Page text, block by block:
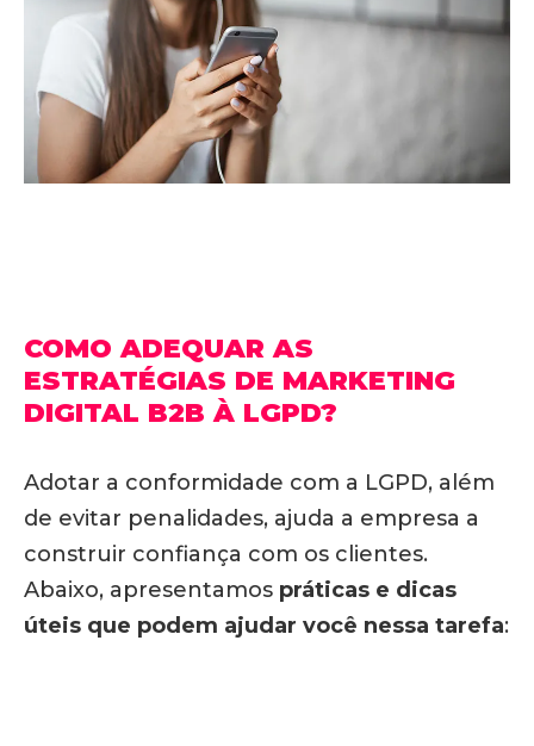
COMO ADEQUAR AS
ESTRATÉGIAS DE MARKETING
DIGITAL B2B À LGPD?
Adotar a conformidade com a LGPD, além
de evitar penalidades, ajuda a empresa a
construir confiança com os clientes.
Abaixo, apresentamos práticas e dicas
úteis que podem ajudar você nessa tarefa: